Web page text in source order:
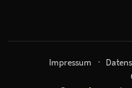
Impressum